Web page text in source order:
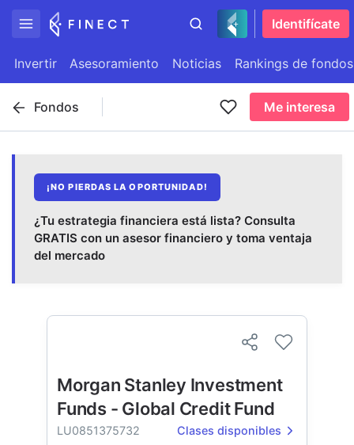
Identifícate
Invertir Asesoramiento Noticias Rankings de fondos
Fondos Me interesa
¡NO PIERDAS LA OPORTUNIDAD!
¿Tu estrategia financiera está lista? Consulta
GRATIS con un asesor financiero y toma ventaja
del mercado
Morgan Stanley Investment
Funds - Global Credit Fund
LU0851375732 Clases disponibles